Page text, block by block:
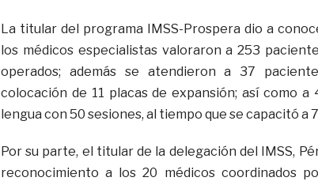
La titular del programa IMSS-Prospera dio a
los médicos especialistas valoraron a 253
operados; además se atendieron a 37
colocación de 11 placas de expansión; así como
lengua con 50 sesiones, al tiempo que se capacitó a
Por su parte, el titular de la delegación del IMSS,
reconocimiento a los 20 médicos coordinados